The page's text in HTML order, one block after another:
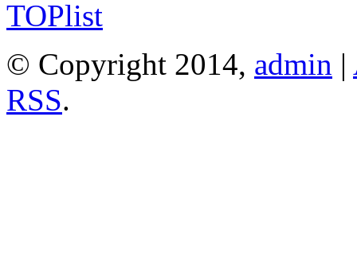
© Copyright 2014, admin |
RSS.